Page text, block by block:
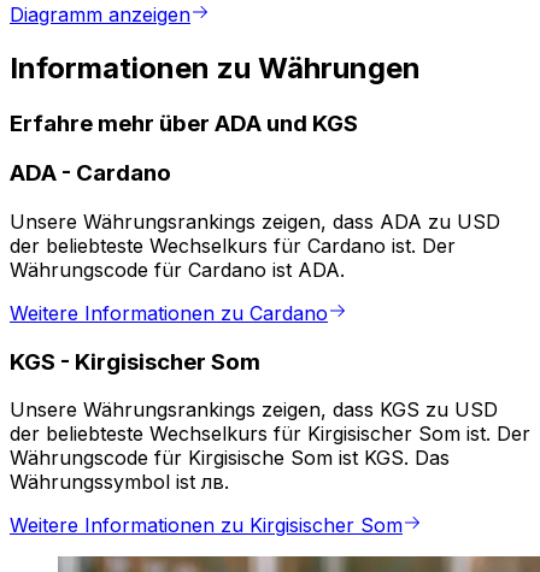
Diagramm anzeigen
Informationen zu Währungen
Erfahre mehr über ADA und KGS
ADA - Cardano
Unsere Währungsrankings zeigen, dass ADA zu USD
der beliebteste Wechselkurs für Cardano ist. Der
Währungscode für Cardano ist ADA.
Weitere Informationen zu Cardano
KGS - Kirgisischer Som
Unsere Währungsrankings zeigen, dass KGS zu USD
der beliebteste Wechselkurs für Kirgisischer Som ist. Der
Währungscode für Kirgisische Som ist KGS. Das
Währungssymbol ist лв.
Weitere Informationen zu Kirgisischer Som